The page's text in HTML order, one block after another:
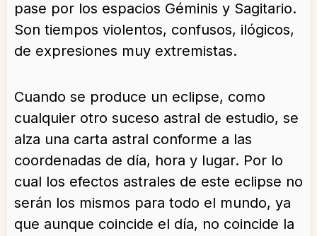
pase por los espacios Géminis y Sagitario.
Son tiempos violentos, confusos, ilógicos,
de expresiones muy extremistas.
Cuando se produce un eclipse, como
cualquier otro suceso astral de estudio, se
alza una carta astral conforme a las
coordenadas de día, hora y lugar. Por lo
cual los efectos astrales de este eclipse no
serán los mismos para todo el mundo, ya
que aunque coincide el día, no coincide la